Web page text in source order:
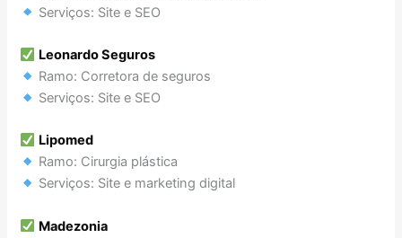
Serviços: Site e SEO
Leonardo Seguros
Ramo: Corretora de seguros
Serviços: Site e SEO
Lipomed
Ramo: Cirurgia plástica
Serviços: Site e marketing digital
Madezonia